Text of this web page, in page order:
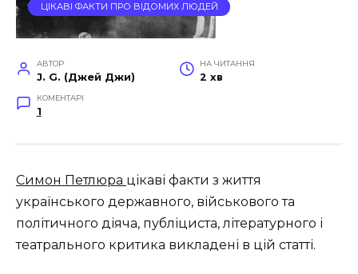
ЦІКАВІ ФАКТИ ПРО ВІДОМИХ ЛЮДЕЙ
АВТОР
J. G. (Джей Джи)
НА ЧИТАННЯ
2 хв
КОМЕНТАРІ
1
Симон Петлюра цікаві факти з життя
українського державного, військового та
політичного діяча, публіциста, літературного і
театрального критика викладені в цій статті.